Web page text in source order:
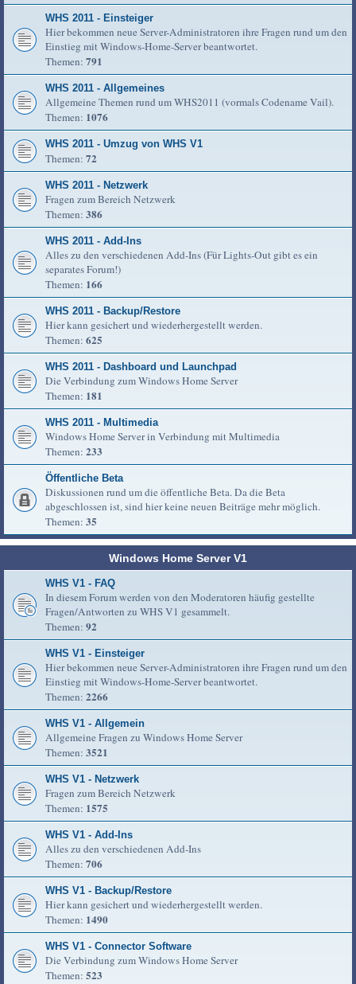
WHS 2011 - Einsteiger
Hier bekommen neue Server-Administratoren ihre Fragen rund um den
Einstieg mit Windows-Home-Server beantwortet.
Themen: 791
WHS 2011 - Allgemeines
Allgemeine Themen rund um WHS2011 (vormals Codename Vail).
Themen: 1076
WHS 2011 - Umzug von WHS V1
Themen: 72
WHS 2011 - Netzwerk
Fragen zum Bereich Netzwerk
Themen: 386
WHS 2011 - Add-Ins
Alles zu den verschiedenen Add-Ins (Für Lights-Out gibt es ein
separates Forum!)
Themen: 166
WHS 2011 - Backup/Restore
Hier kann gesichert und wiederhergestellt werden.
Themen: 625
WHS 2011 - Dashboard und Launchpad
Die Verbindung zum Windows Home Server
Themen: 181
WHS 2011 - Multimedia
Windows Home Server in Verbindung mit Multimedia
Themen: 233
Öffentliche Beta
Diskussionen rund um die öffentliche Beta. Da die Beta
abgeschlossen ist, sind hier keine neuen Beiträge mehr möglich.
Themen: 35
Windows Home Server V1
WHS V1 - FAQ
In diesem Forum werden von den Moderatoren häufig gestellte
Fragen/Antworten zu WHS V1 gesammelt.
Themen: 92
WHS V1 - Einsteiger
Hier bekommen neue Server-Administratoren ihre Fragen rund um den
Einstieg mit Windows-Home-Server beantwortet.
Themen: 2266
WHS V1 - Allgemein
Allgemeine Fragen zu Windows Home Server
Themen: 3521
WHS V1 - Netzwerk
Fragen zum Bereich Netzwerk
Themen: 1575
WHS V1 - Add-Ins
Alles zu den verschiedenen Add-Ins
Themen: 706
WHS V1 - Backup/Restore
Hier kann gesichert und wiederhergestellt werden.
Themen: 1490
WHS V1 - Connector Software
Die Verbindung zum Windows Home Server
Themen: 523